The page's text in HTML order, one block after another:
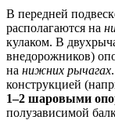
В передней
располагаются на
кулаком. В
внедорожников)
на нижних рычагах
конструкцией
1–2 шаровыми
полузависимой